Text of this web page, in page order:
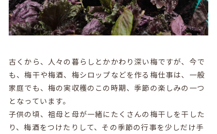
古くから、人々の暮らしとかかわり深い梅ですが、今で
も、梅干や梅酒、梅シロップなどを作る梅仕事は、一般
家庭でも、梅の実収穫のこの時期、季節の楽しみの一つ
となっています。
子供の頃、祖母と母が一緒にたくさんの梅干しを干した
り、梅酒をつけたりして、その季節の行事を少しだけ手